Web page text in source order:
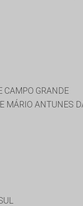
CAMPO GRANDE
ANTUNES